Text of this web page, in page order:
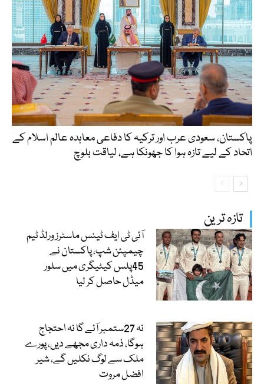
تازہ ترین
آئی ٹی ایف ٹینس ماسٹرز ورلڈ ٹیم
چیمپئن شپ، پاکستان نے
45پلس کیٹیگری میں سلور
میڈل حاصل کر لیا
نہ 27ستمبر آئے گا نہ احتجاج
ہوگا، ذمہ داری مجھے دیں، پورے
ملک سے لوگ نکلیں گے، شیر
افضل مروت
پاکستان، سعودی عرب اور ترکیہ کا دفاعی معاہدہ عالم اسلام کے
اتحاد کے لیے تازہ ہوا کا جھونکا ہے، لیاقت بلوچ